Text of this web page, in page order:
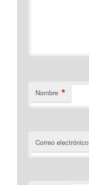
Nombre *
Correo electrónico